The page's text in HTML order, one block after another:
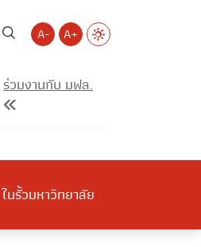
A- A+
ร่วมงานกับ มฟล.
ในรั้วมหาวิทยาลัย